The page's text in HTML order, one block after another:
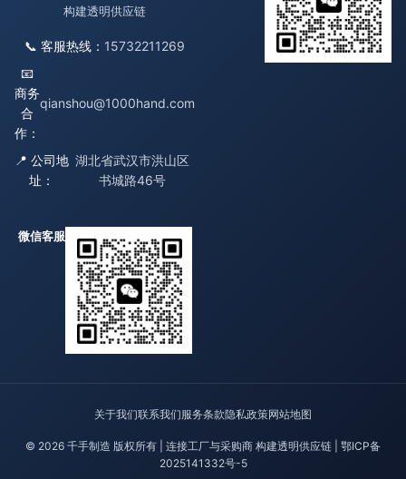
构建透明供应链
📞 客服热线： 15732211269
📧
商务
合
作：
qianshou@1000hand.com
📍 公司地
址：
湖北省武汉市洪山区
书城路46号
微信客服
关于我们联系我们服务条款隐私政策网站地图
© 2026 千手制造 版权所有 | 连接工厂与采购商 构建透明供应链 | 鄂ICP备
2025141332号-5